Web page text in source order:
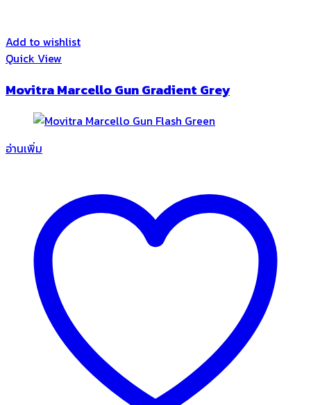
Add to wishlist
Quick View
Movitra Marcello Gun Gradient Grey
อ่านเพิ่ม